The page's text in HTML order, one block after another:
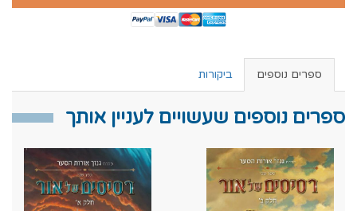
ספרים נוספים ביקורות
ספרים נוספים שעשויים לעניין אותך